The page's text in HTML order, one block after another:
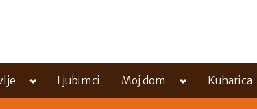
Toggle
menu
Ljubimci Moj dom
Toggle
menu
Kuharica